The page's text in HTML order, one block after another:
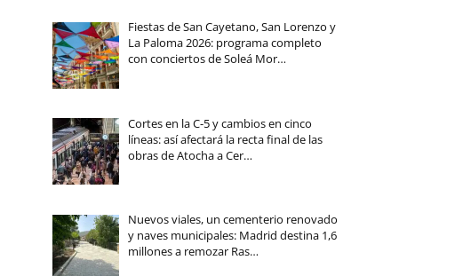
Fiestas de San Cayetano, San Lorenzo y
La Paloma 2026: programa completo
con conciertos de Soleá Mor…
Cortes en la C-5 y cambios en cinco
líneas: así afectará la recta final de las
obras de Atocha a Cer…
Nuevos viales, un cementerio renovado
y naves municipales: Madrid destina 1,6
millones a remozar Ras…